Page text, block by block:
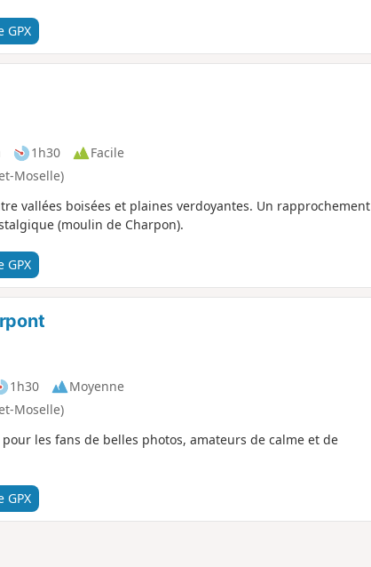
GPX
1h30
Facile
Moselle)
vallées boisées et plaines verdoyantes. Un rapprochement
(moulin de Charpon).
GPX
1h30
Moyenne
Moselle)
les fans de belles photos, amateurs de calme et de
GPX